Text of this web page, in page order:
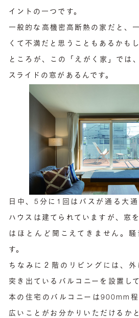
イントの一つです。
一般的な高機密高断熱の家だと、
くて不満だと思うこともあるかも
ところが、この「えがく家」では
スライドの窓があるんです。
日中、5分に1回はバスが通る大
ハウスは建てられていますが、窓
はほとんど聞こえてきません。
す。
ちなみに２階のリビングには、
突き出ているバルコニーを設置し
本の住宅のバルコニーは900mm
広いことがお分かりいただけるか